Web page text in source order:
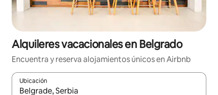
Alquileres vacacionales en Belgrado
Encuentra y reserva alojamientos únicos en Airbnb
Ubicación
Cuando los resultados estén disponibles, navega con las